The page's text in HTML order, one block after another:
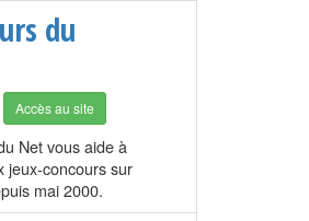
du
Accès au site
Net vous aide à
jeux-concours sur
mai 2000.